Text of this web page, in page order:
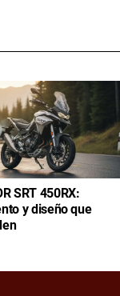
SRT 450RX:
y diseño que